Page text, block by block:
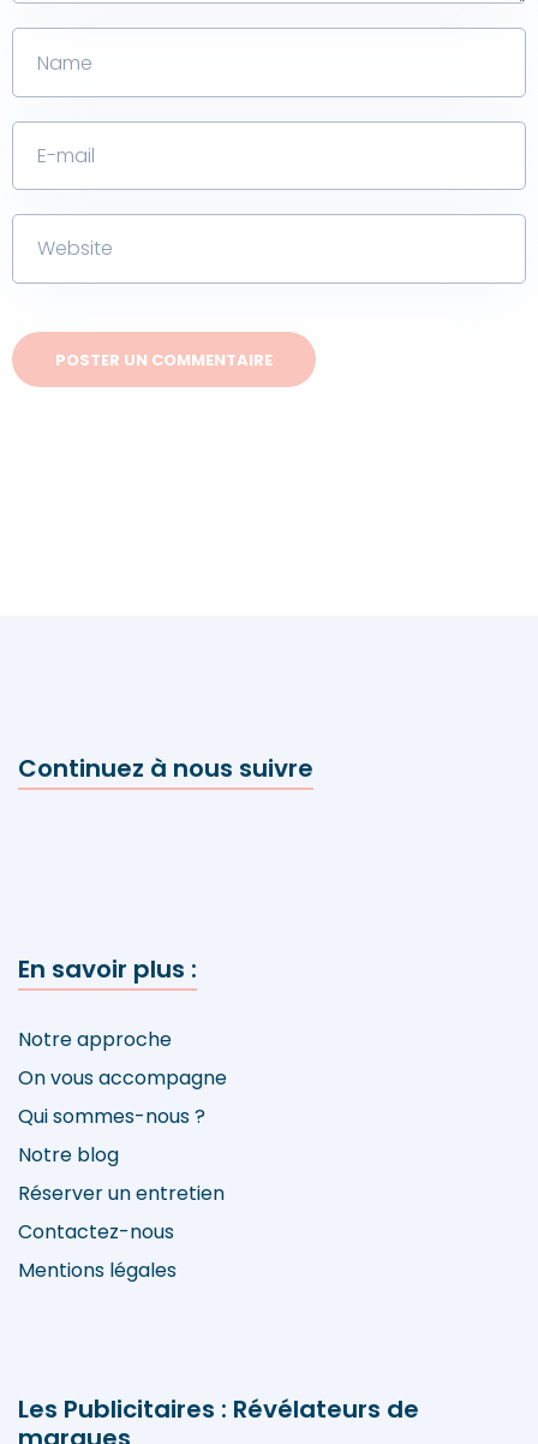
Continuez à nous suivre
En savoir plus :
Notre approche
On vous accompagne
Qui sommes-nous ?
Notre blog
Réserver un entretien
Contactez-nous
Mentions légales
Les Publicitaires : Révélateurs de